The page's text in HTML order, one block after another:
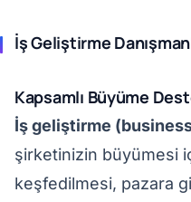
İş Geliştirme
Kapsamlı Büyüme
İş geliştirme
şirketinizin büyümesi
keşfedilmesi, pazara